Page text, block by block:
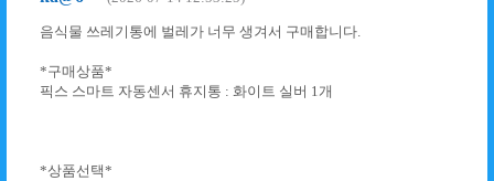
음식물 쓰레기통에 벌레가 너무 생겨서 구매합니다.
*구매상품*
픽스 스마트 자동센서 휴지통 : 화이트 실버 1개
*상품선택*